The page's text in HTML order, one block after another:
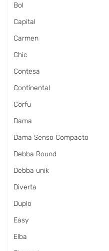
Bol
Capital
Carmen
Chic
Contesa
Continental
Corfu
Dama
Dama Senso Compacto
Debba Round
Debba unik
Diverta
Duplo
Easy
Elba